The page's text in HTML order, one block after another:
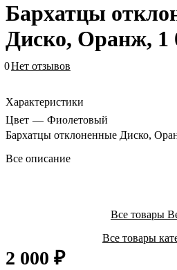
Бархатцы
Диско, Оранж, 1
0Нет отзывов
Характеристики
Цвет — Фиолетовый
Бархатцы отклоненные Диско,
Все описание
Все товары
Все товары
2 000 ₽